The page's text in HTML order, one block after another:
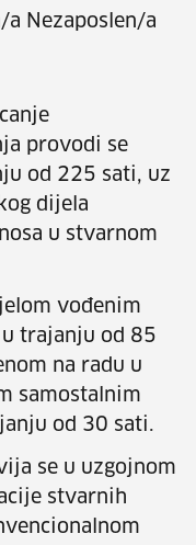
a Nezaposlen/a
provodi se
od 225 sati, uz
dijela
u stvarnom
vođenim
trajanju od 85
na radu u
samostalnim
od 30 sati.
se u uzgojnom
stvarnih